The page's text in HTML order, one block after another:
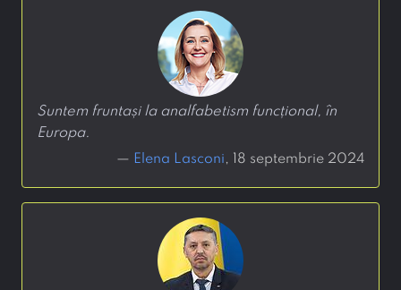
Suntem fruntași la analfabetism funcțional, în
Europa.
— Elena Lasconi, 18 septembrie 2024